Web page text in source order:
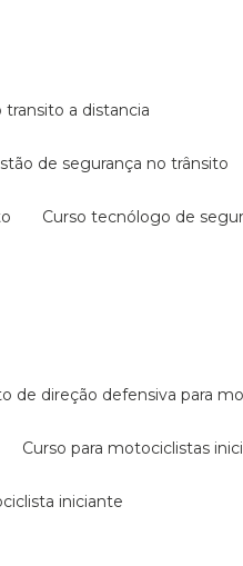
transito a distancia
de segurança no trânsito
curso tecnólogo de
de direção defensiva para
curso para motociclistas
iniciante